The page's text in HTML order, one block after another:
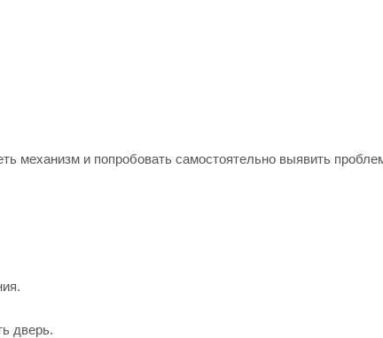
механизм и попробовать самостоятельно выявить
дверь.